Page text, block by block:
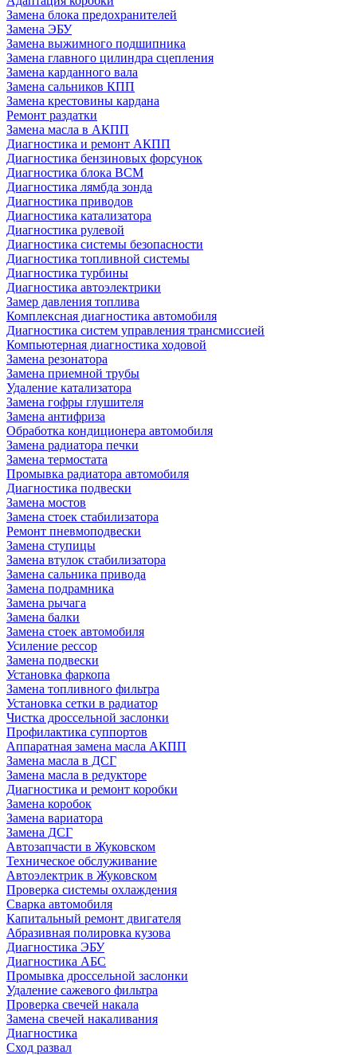
Замена блока предохранителей
Замена ЭБУ
Замена выжимного подшипника
Замена главного цилиндра сцепления
Замена карданного вала
Замена сальников КПП
Замена крестовины кардана
Ремонт раздатки
Замена масла в АКПП
Диагностика и ремонт АКПП
Диагностика бензиновых форсунок
Диагностика блока BCM
Диагностика лямбда зонда
Диагностика приводов
Диагностика катализатора
Диагностика рулевой
Диагностика системы безопасности
Диагностика топливной системы
Диагностика турбины
Диагностика автоэлектрики
Замер давления топлива
Комплексная диагностика автомобиля
Диагностика систем управления трансмиссией
Компьютерная диагностика ходовой
Замена резонатора
Замена приемной трубы
Удаление катализатора
Замена гофры глушителя
Замена антифриза
Обработка кондиционера автомобиля
Замена радиатора печки
Замена термостата
Промывка радиатора автомобиля
Диагностика подвески
Замена мостов
Замена стоек стабилизатора
Ремонт пневмоподвески
Замена ступицы
Замена втулок стабилизатора
Замена сальника привода
Замена подрамника
Замена рычага
Замена балки
Замена стоек автомобиля
Усиление рессор
Замена подвески
Установка фаркопа
Замена топливного фильтра
Установка сетки в радиатор
Чистка дроссельной заслонки
Профилактика суппортов
Аппаратная замена масла АКПП
Замена масла в ДСГ
Замена масла в редукторе
Диагностика и ремонт коробки
Замена коробок
Замена вариатора
Замена ДСГ
Автозапчасти в Жуковском
Техническое обслуживание
Автоэлектрик в Жуковском
Проверка системы охлаждения
Сварка автомобиля
Капитальный ремонт двигателя
Абразивная полировка кузова
Диагностика ЭБУ
Диагностика АБС
Промывка дроссельной заслонки
Удаление сажевого фильтра
Проверка свечей накала
Замена свечей накаливания
Диагностика
Сход развал